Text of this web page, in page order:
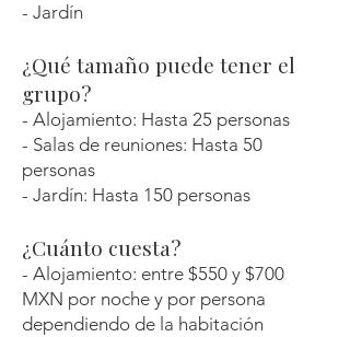
- Jardín
¿Qué tamaño puede tener el
grupo?
- Alojamiento: Hasta 25 personas
- Salas de reuniones: Hasta 50
personas
- Jardín: Hasta 150 personas
¿Cuánto cuesta?
- Alojamiento: entre $550 y $700
MXN por noche y por persona
dependiendo de la habitación